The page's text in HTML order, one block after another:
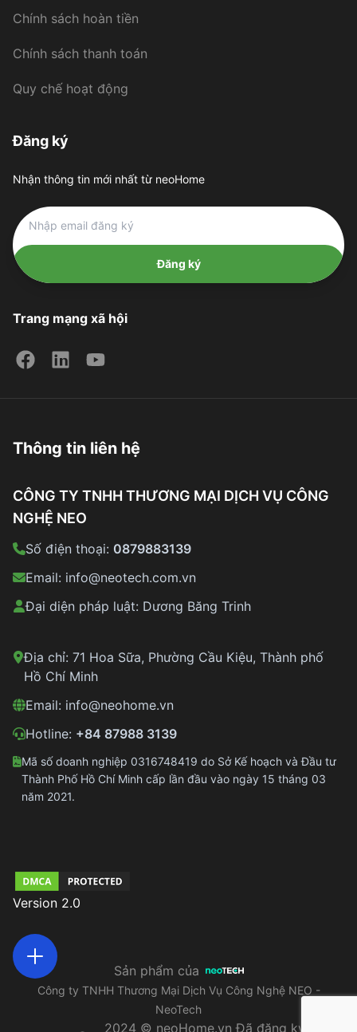
Open actions menu
Chính sách hoàn tiền
Chính sách thanh toán
Quy chế hoạt động
Đăng ký
Nhận thông tin mới nhất từ neoHome
Đăng ký
Trang mạng xã hội
Thông tin liên hệ
CÔNG TY TNHH THƯƠNG MẠI DỊCH VỤ CÔNG
NGHỆ NEO
Số điện thoại: 0879883139
Email: info@neotech.com.vn
Đại diện pháp luật: Dương Băng Trinh
Địa chỉ: 71 Hoa Sữa, Phường Cầu Kiệu, Thành phố
Hồ Chí Minh
Email: info@neohome.vn
Hotline: +84 87988 3139
Mã số doanh nghiệp 0316748419 do Sở Kế hoạch và Đầu tư
Thành Phố Hồ Chí Minh cấp lần đầu vào ngày 15 tháng 03
năm 2021.
Version 2.0
Sản phẩm của
Công ty TNHH Thương Mại Dịch Vụ Công Nghệ NEO -
NeoTech
2024 © neoHome.vn Đã đăng ký bản